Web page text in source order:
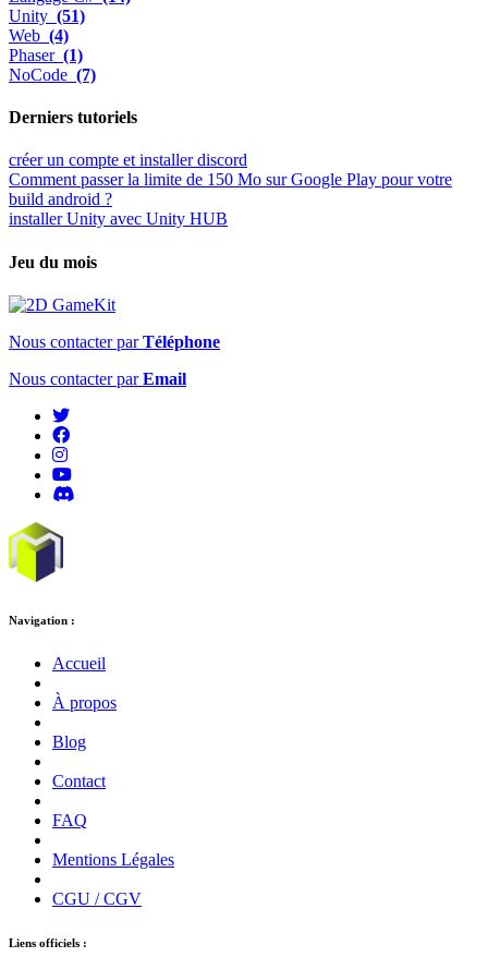
Unity (51)
Web (4)
Phaser (1)
NoCode (7)
Derniers tutoriels
créer un compte et installer discord
Comment passer la limite de 150 Mo sur Google Play pour votre
build android ?
installer Unity avec Unity HUB
Jeu du mois
Nous contacter parTéléphone
Nous contacter parEmail
Navigation :
Accueil
À propos
Blog
Contact
FAQ
Mentions Légales
CGU / CGV
Liens officiels :